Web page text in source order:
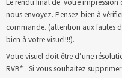
Blog
Contact & devis
Le rendu final de votre
nous envoyez. Pensez bien à
commande. (attention aux fautes
bien à votre visuel!!!).
Votre visuel doit être d’une
RVB* . Si vous souhaitez